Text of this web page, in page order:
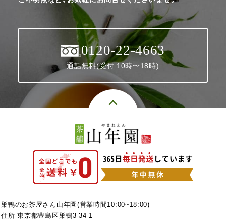
0120-22-4663
通話無料(受付:10時〜18時)
巣鴨のお茶屋さん山年園(営業時間10:00~18:00)
住所 東京都豊島区巣鴨3-34-1